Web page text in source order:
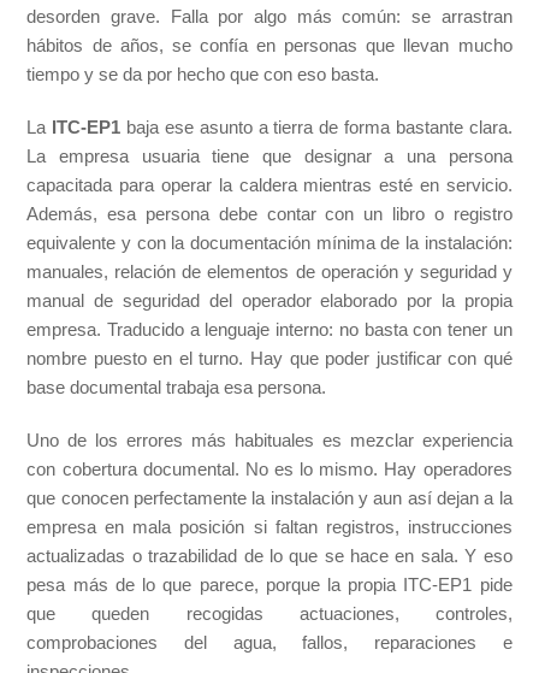
desorden grave. Falla por algo más común: se arrastran
hábitos de años, se confía en personas que llevan mucho
tiempo y se da por hecho que con eso basta.
La ITC-EP1 baja ese asunto a tierra de forma bastante clara.
La empresa usuaria tiene que designar a una persona
capacitada para operar la caldera mientras esté en servicio.
Además, esa persona debe contar con un libro o registro
equivalente y con la documentación mínima de la instalación:
manuales, relación de elementos de operación y seguridad y
manual de seguridad del operador elaborado por la propia
empresa. Traducido a lenguaje interno: no basta con tener un
nombre puesto en el turno. Hay que poder justificar con qué
base documental trabaja esa persona.
Uno de los errores más habituales es mezclar experiencia
con cobertura documental. No es lo mismo. Hay operadores
que conocen perfectamente la instalación y aun así dejan a la
empresa en mala posición si faltan registros, instrucciones
actualizadas o trazabilidad de lo que se hace en sala. Y eso
pesa más de lo que parece, porque la propia ITC-EP1 pide
que queden recogidas actuaciones, controles,
comprobaciones del agua, fallos, reparaciones e